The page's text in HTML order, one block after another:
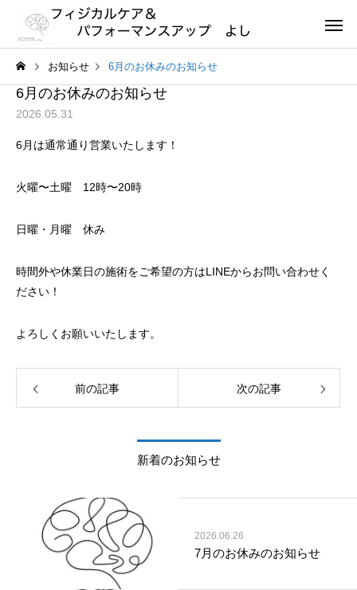
お知らせ 6月のお休みのお知らせ
6月のお休みのお知らせ
2026.05.31
6月は通常通り営業いたします！
火曜〜土曜 12時〜20時
日曜・月曜 休み
時間外や休業日の施術をご希望の方はLINEからお問い合わせく
ださい！
よろしくお願いいたします。
前の記事 次の記事
新着のお知らせ
2026.06.26
7月のお休みのお知らせ